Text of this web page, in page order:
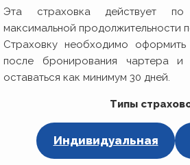
Эта страховка действует
максимальной продолжительности
Страховку необходимо
после бронирования чартера
оставаться как минимум 30 дней.
Типы
Индивидуальная